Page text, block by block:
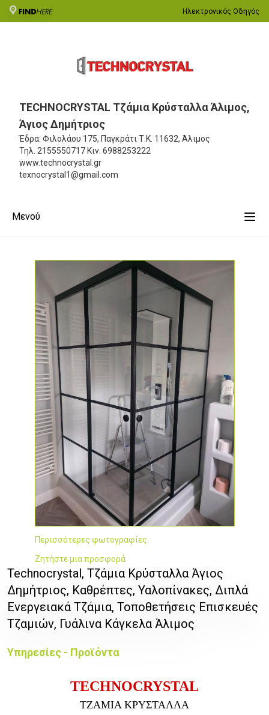
Ηλεκτρονικός Οδηγός
TECHNOCRYSTAL Τζάμια Κρύσταλλα Άλιμος,
Άγιος Δημήτριος
Έδρα: Φιλολάου 175, Παγκράτι Τ.Κ. 11632, Άλιμος
Τηλ. 2155550717 Κιν. 6988253222
www.technocrystal.gr
texnocrystal1@gmail.com
Μενού
Περισσότερες φωτογραφίες
Ζητήστε μια προσφορά
Technocrystal, Τζάμια Κρύσταλλα Άγιος
Δημήτριος, Καθρέπτες, Υαλοπίνακες, Διπλά
Ενεργειακά Τζάμια, Τοποθετήσεις Επισκευές
Τζαμιών, Γυάλινα Κάγκελα Άλιμος
Υπηρεσίες - Προϊόντα
TECHNOCRYSTAL
ΤΖΑΜΙΑ ΚΡΥΣΤΑΛΛΑ